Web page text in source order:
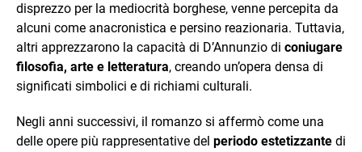
disprezzo per la mediocrità borghese, venne percepita da
alcuni come anacronistica e persino reazionaria. Tuttavia,
altri apprezzarono la capacità di D’Annunzio di coniugare
filosofia, arte e letteratura, creando un’opera densa di
significati simbolici e di richiami culturali.
Negli anni successivi, il romanzo si affermò come una
delle opere più rappresentative del periodo estetizzante di